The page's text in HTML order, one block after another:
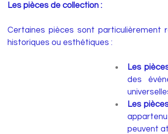
Les pièces de collection :
Certaines pièces sont particulièrement
historiques ou esthétiques :
Les
des
Les
peuvent